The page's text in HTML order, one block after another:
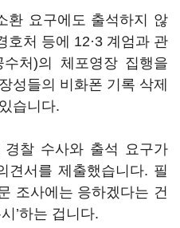
환 요구에도 출석하지 않
호처 등에 12·3 계엄과 관
수처)의 체포영장 집행을
성들의 비화폰 기록 삭제
습니다.
찰 수사와 출석 요구가
견서를 제출했습니다. 필
조사에는 응하겠다는 건
’하는 겁니다.